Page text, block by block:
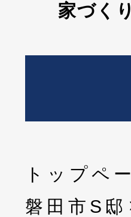
家づく
トップペ
磐田市S邸